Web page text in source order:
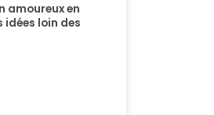
amoureux en
idées loin des